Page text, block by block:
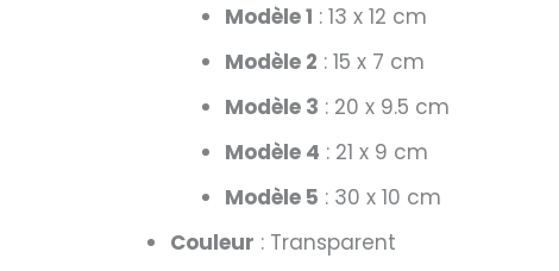
Modèle 1 : 13 x 12 cm
Modèle 2 : 15 x 7 cm
Modèle 3 : 20 x 9.5 cm
Modèle 4 : 21 x 9 cm
Modèle 5 : 30 x 10 cm
Couleur : Transparent